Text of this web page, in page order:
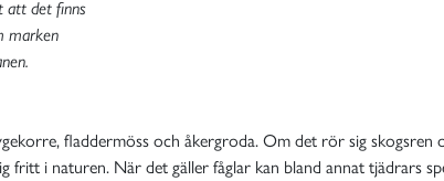
att det finns
marken
fladdermöss och åkergroda. Om det rör sig
i naturen. När det gäller fåglar kan bland annat tjädrars